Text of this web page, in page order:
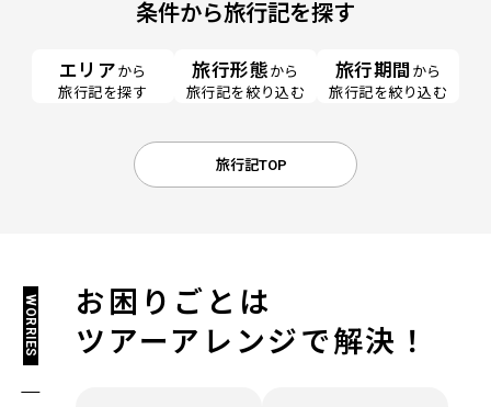
条件から旅行記を探す
エリア から
旅行記を探す
旅行形態 から
旅行記を絞り込む
旅行期間 から
旅行記を絞り込む
旅行記TOP
お困りごとは
ツアーアレンジで解決！
WORRIES